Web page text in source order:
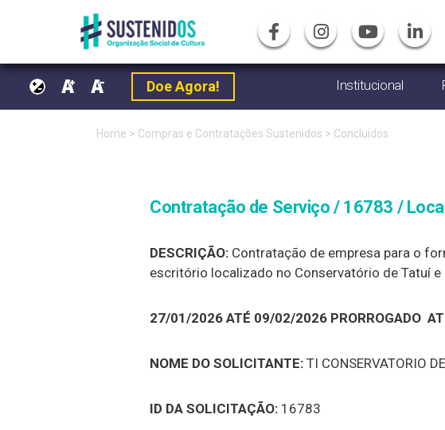
Institucional
Doe Agora!
Home > Compras e Contratações Sustenidos > Concluídos
Contratação de Serviço / 16783 /
DESCRIÇÃO: Contratação de empresa para o
escritório localizado no Conservatório de Tatuí e
27/01/2026 ATÉ 09/02/2026 PRORROGADO
NOME DO SOLICITANTE: TI CONSERVATORIO
ID DA SOLICITAÇÃO: 16783